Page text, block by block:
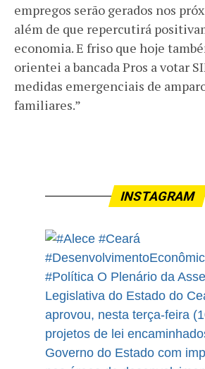
empregos serão gerados nos
além de que repercutirá
economia. E friso que hoje
orientei a bancada Pros a votar
medidas emergenciais de
familiares.”
INSTAGRAM